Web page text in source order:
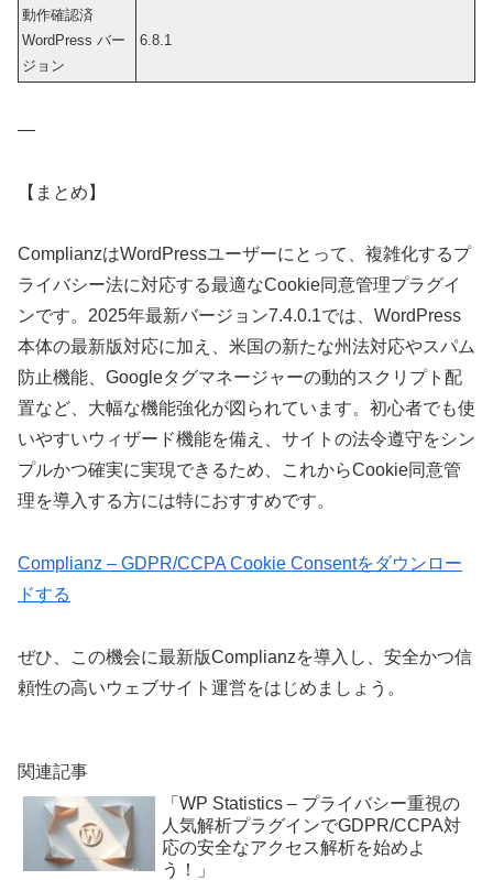
動作確認済
WordPress バー
ジョン
6.8.1
—
【まとめ】
ComplianzはWordPressユーザーにとって、複雑化するプ
ライバシー法に対応する最適なCookie同意管理プラグイ
ンです。2025年最新バージョン7.4.0.1では、WordPress
本体の最新版対応に加え、米国の新たな州法対応やスパム
防止機能、Googleタグマネージャーの動的スクリプト配
置など、大幅な機能強化が図られています。初心者でも使
いやすいウィザード機能を備え、サイトの法令遵守をシン
プルかつ確実に実現できるため、これからCookie同意管
理を導入する方には特におすすめです。
Complianz – GDPR/CCPA Cookie Consentをダウンロー
ドする
ぜひ、この機会に最新版Complianzを導入し、安全かつ信
頼性の高いウェブサイト運営をはじめましょう。
関連記事
「WP Statistics – プライバシー重視の
人気解析プラグインでGDPR/CCPA対
応の安全なアクセス解析を始めよ
う！」